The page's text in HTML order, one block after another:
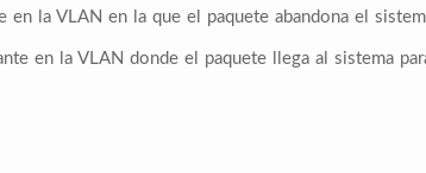
la VLAN en la que el paquete abandona el
en la VLAN donde el paquete llega al sistema